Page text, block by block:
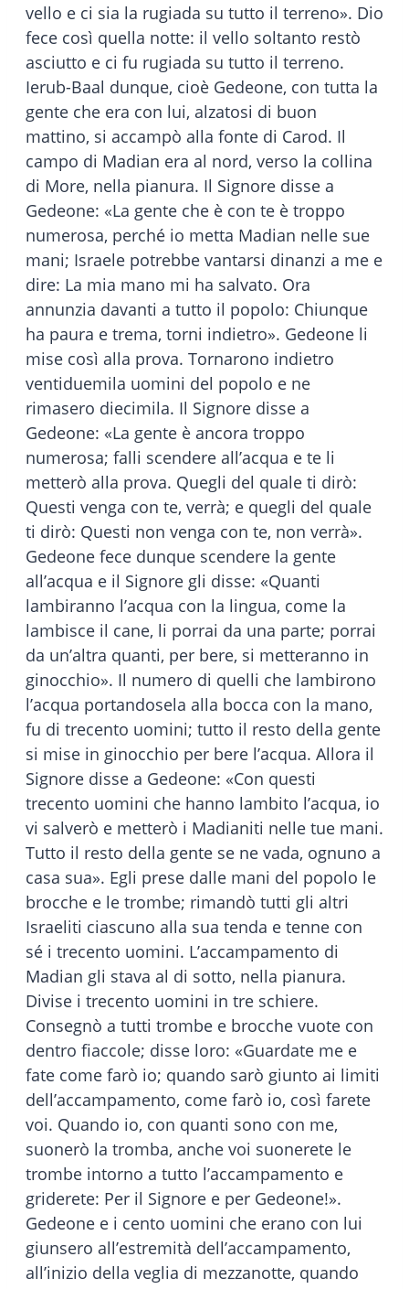
vello e ci sia la rugiada su tutto il terreno». Dio
fece così quella notte: il vello soltanto restò
asciutto e ci fu rugiada su tutto il terreno.
Ierub-Baal dunque, cioè Gedeone, con tutta la
gente che era con lui, alzatosi di buon
mattino, si accampò alla fonte di Carod. Il
campo di Madian era al nord, verso la collina
di More, nella pianura. Il Signore disse a
Gedeone: «La gente che è con te è troppo
numerosa, perché io metta Madian nelle sue
mani; Israele potrebbe vantarsi dinanzi a me e
dire: La mia mano mi ha salvato. Ora
annunzia davanti a tutto il popolo: Chiunque
ha paura e trema, torni indietro». Gedeone li
mise così alla prova. Tornarono indietro
ventiduemila uomini del popolo e ne
rimasero diecimila. Il Signore disse a
Gedeone: «La gente è ancora troppo
numerosa; falli scendere all’acqua e te li
metterò alla prova. Quegli del quale ti dirò:
Questi venga con te, verrà; e quegli del quale
ti dirò: Questi non venga con te, non verrà».
Gedeone fece dunque scendere la gente
all’acqua e il Signore gli disse: «Quanti
lambiranno l’acqua con la lingua, come la
lambisce il cane, li porrai da una parte; porrai
da un’altra quanti, per bere, si metteranno in
ginocchio». Il numero di quelli che lambirono
l’acqua portandosela alla bocca con la mano,
fu di trecento uomini; tutto il resto della gente
si mise in ginocchio per bere l’acqua. Allora il
Signore disse a Gedeone: «Con questi
trecento uomini che hanno lambito l’acqua, io
vi salverò e metterò i Madianiti nelle tue mani.
Tutto il resto della gente se ne vada, ognuno a
casa sua». Egli prese dalle mani del popolo le
brocche e le trombe; rimandò tutti gli altri
Israeliti ciascuno alla sua tenda e tenne con
sé i trecento uomini. L’accampamento di
Madian gli stava al di sotto, nella pianura.
Divise i trecento uomini in tre schiere.
Consegnò a tutti trombe e brocche vuote con
dentro fiaccole; disse loro: «Guardate me e
fate come farò io; quando sarò giunto ai limiti
dell’accampamento, come farò io, così farete
voi. Quando io, con quanti sono con me,
suonerò la tromba, anche voi suonerete le
trombe intorno a tutto l’accampamento e
griderete: Per il Signore e per Gedeone!».
Gedeone e i cento uomini che erano con lui
giunsero all’estremità dell’accampamento,
all’inizio della veglia di mezzanotte, quando